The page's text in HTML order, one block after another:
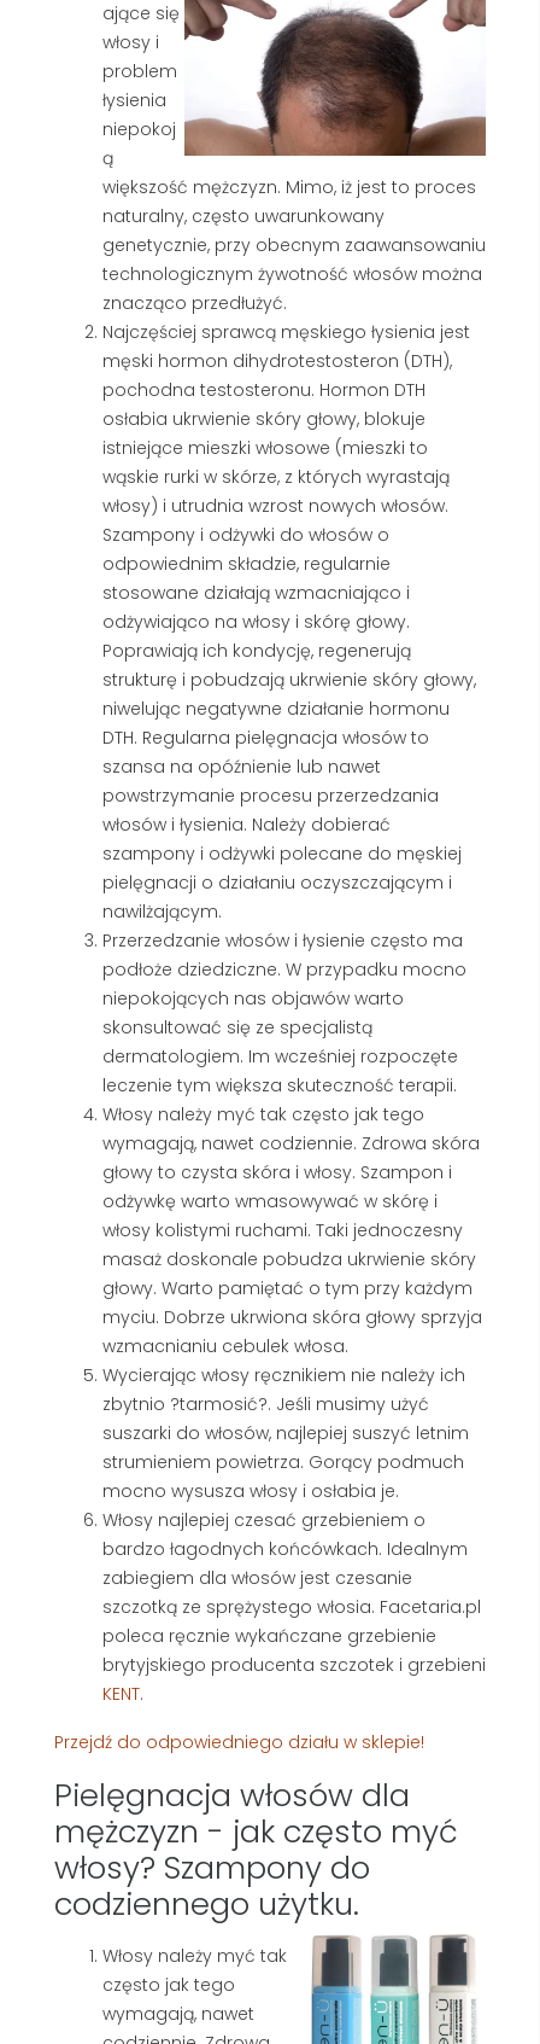
ające się
włosy i
problem
łysienia
niepokoj
ą
większość mężczyzn. Mimo, iż jest to proces
naturalny, często uwarunkowany
genetycznie, przy obecnym zaawansowaniu
technologicznym żywotność włosów można
znacząco przedłużyć.
Najczęściej sprawcą męskiego łysienia jest
męski hormon dihydrotestosteron (DTH),
pochodna testosteronu. Hormon DTH
osłabia ukrwienie skóry głowy, blokuje
istniejące mieszki włosowe (mieszki to
wąskie rurki w skórze, z których wyrastają
włosy) i utrudnia wzrost nowych włosów.
Szampony i odżywki do włosów o
odpowiednim składzie, regularnie
stosowane działają wzmacniająco i
odżywiająco na włosy i skórę głowy.
Poprawiają ich kondycję, regenerują
strukturę i pobudzają ukrwienie skóry głowy,
niwelując negatywne działanie hormonu
DTH. Regularna pielęgnacja włosów to
szansa na opóźnienie lub nawet
powstrzymanie procesu przerzedzania
włosów i łysienia. Należy dobierać
szampony i odżywki polecane do męskiej
pielęgnacji o działaniu oczyszczającym i
nawilżającym.
Przerzedzanie włosów i łysienie często ma
podłoże dziedziczne. W przypadku mocno
niepokojących nas objawów warto
skonsultować się ze specjalistą
dermatologiem. Im wcześniej rozpoczęte
leczenie tym większa skuteczność terapii.
Włosy należy myć tak często jak tego
wymagają, nawet codziennie. Zdrowa skóra
głowy to czysta skóra i włosy. Szampon i
odżywkę warto wmasowywać w skórę i
włosy kolistymi ruchami. Taki jednoczesny
masaż doskonale pobudza ukrwienie skóry
głowy. Warto pamiętać o tym przy każdym
myciu. Dobrze ukrwiona skóra głowy sprzyja
wzmacnianiu cebulek włosa.
Wycierając włosy ręcznikiem nie należy ich
zbytnio ?tarmosić?. Jeśli musimy użyć
suszarki do włosów, najlepiej suszyć letnim
strumieniem powietrza. Gorący podmuch
mocno wysusza włosy i osłabia je.
Włosy najlepiej czesać grzebieniem o
bardzo łagodnych końcówkach. Idealnym
zabiegiem dla włosów jest czesanie
szczotką ze sprężystego włosia. Facetaria.pl
poleca ręcznie wykańczane grzebienie
brytyjskiego producenta szczotek i grzebieni
KENT.
Przejdź do odpowiedniego działu w sklepie!
Pielęgnacja włosów dla
mężczyzn - jak często myć
włosy? Szampony do
codziennego użytku.
Włosy należy myć tak
często jak tego
wymagają, nawet